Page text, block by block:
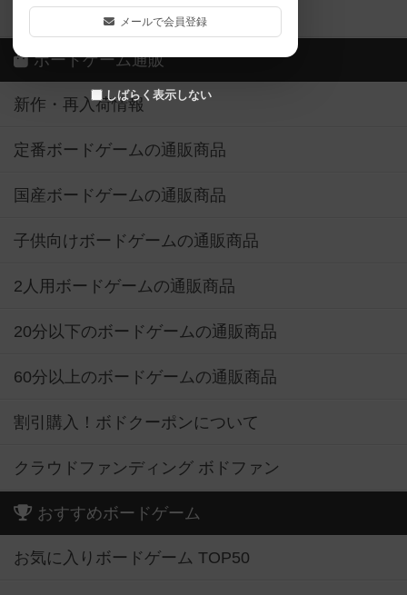
メールで会員登録
しばらく表示しない
ボドゲーマご利用案内
ボードゲーム通販
新作・再入荷情報
定番ボードゲームの通販商品
国産ボードゲームの通販商品
子供向けボードゲームの通販商品
2人用ボードゲームの通販商品
20分以下のボードゲームの通販商品
60分以上のボードゲームの通販商品
割引購入！ボドクーポンについて
クラウドファンディング ボドファン
おすすめボードゲーム
お気に入りボードゲーム TOP50